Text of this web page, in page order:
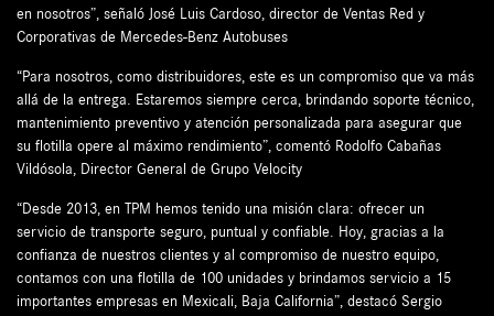
en nosotros”, señaló José Luis Cardoso, director de Ventas Red y
Corporativas de Mercedes-Benz Autobuses
“Para nosotros, como distribuidores, este es un compromiso que va más
allá de la entrega. Estaremos siempre cerca, brindando soporte técnico,
mantenimiento preventivo y atención personalizada para asegurar que
su flotilla opere al máximo rendimiento”, comentó Rodolfo Cabañas
Vildósola, Director General de Grupo Velocity
“Desde 2013, en TPM hemos tenido una misión clara: ofrecer un
servicio de transporte seguro, puntual y confiable. Hoy, gracias a la
confianza de nuestros clientes y al compromiso de nuestro equipo,
contamos con una flotilla de 100 unidades y brindamos servicio a 15
importantes empresas en Mexicali, Baja California”, destacó Sergio